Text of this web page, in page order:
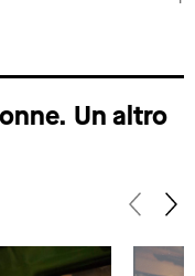
Un altro